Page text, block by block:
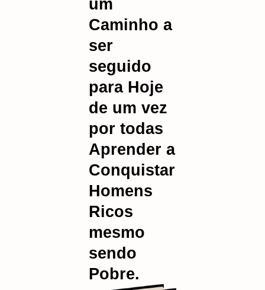
um
Caminho a
ser
seguido
para Hoje
de um vez
por todas
Aprender a
Conquistar
Homens
Ricos
mesmo
sendo
Pobre.